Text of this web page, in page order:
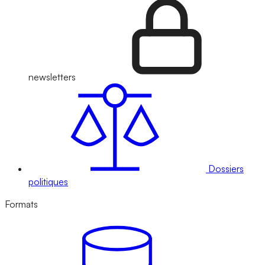
newsletters
Dossiers
politiques
Formats